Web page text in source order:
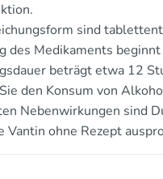
sind
des Medikaments
beträgt etwa 12
den Konsum von
Nebenwirkungen sind
Vantin ohne Rezept